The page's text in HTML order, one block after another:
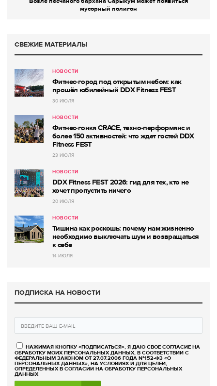
мусорный полигон
СВЕЖИЕ МАТЕРИАЛЫ
НОВОСТИ
Фитнес-город под открытым небом: как
прошёл юбилейный DDX Fitness FEST
30 ИЮЛЯ
НОВОСТИ
Фитнес-гонка CRACE, техно-перформанс и
более 150 активностей: что ждет гостей DDX
Fitness FEST
23 ИЮЛЯ
НОВОСТИ
DDX Fitness FEST 2026: гид для тех, кто не
хочет пропустить ничего
20 ИЮЛЯ
НОВОСТИ
Тишина как роскошь: почему нам жизненно
необходимо выключать шум и возвращаться
к себе
14 ИЮЛЯ
ПОДПИСКА НА НОВОСТИ
НАЖИМАЯ КНОПКУ «ПОДПИСАТЬСЯ», Я ДАЮ СВОЕ СОГЛАСИЕ НА
ОБРАБОТКУ МОИХ ПЕРСОНАЛЬНЫХ ДАННЫХ, В СООТВЕТСТВИИ С
ФЕДЕРАЛЬНЫМ ЗАКОНОМ ОТ 27.07.2006 ГОДА №152-ФЗ «О
ПЕРСОНАЛЬНЫХ ДАННЫХ», НА УСЛОВИЯХ И ДЛЯ ЦЕЛЕЙ,
ОПРЕДЕЛЕННЫХ В СОГЛАСИИ НА ОБРАБОТКУ ПЕРСОНАЛЬНЫХ
ДАННЫХ